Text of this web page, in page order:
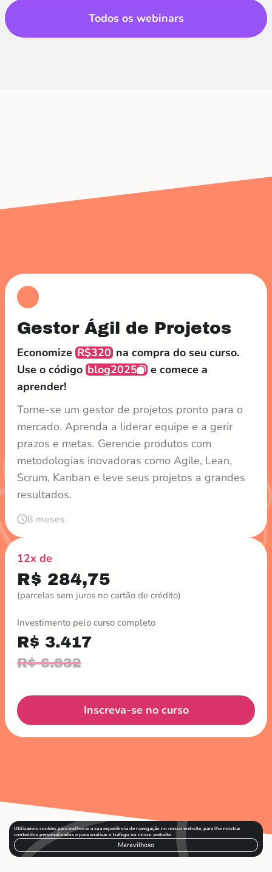
Todos os webinars
Gestor Ágil de Projetos
Economize R$320 na compra do seu curso.
Use o código blog2025
e comece a
aprender!
Torne-se um gestor de projetos pronto para o
mercado. Aprenda a liderar equipe e a gerir
prazos e metas. Gerencie produtos com
metodologias inovadoras como Agile, Lean,
Scrum, Kanban e leve seus projetos a grandes
resultados.
8 meses
12x de
R$ 284,75
(parcelas sem juros no cartão de crédito)
Investimento pelo curso completo
R$ 3.417
R$ 6.832
Inscreva-se no curso
Utilizamos cookies para melhorar a sua experiência de navegação no nosso website, para lhe mostrar
conteúdos personalizados e para analisar o tráfego no nosso website.
Maravilhoso